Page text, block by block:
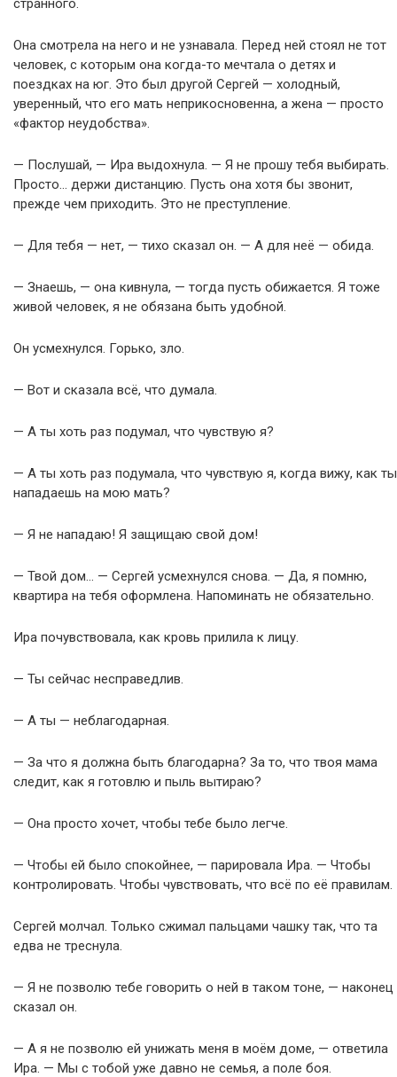
странного.
Она смотрела на него и не узнавала. Перед ней стоял не тот
человек, с которым она когда-то мечтала о детях и
поездках на юг. Это был другой Сергей — холодный,
уверенный, что его мать неприкосновенна, а жена — просто
«фактор неудобства».
— Послушай, — Ира выдохнула. — Я не прошу тебя выбирать.
Просто… держи дистанцию. Пусть она хотя бы звонит,
прежде чем приходить. Это не преступление.
— Для тебя — нет, — тихо сказал он. — А для неё — обида.
— Знаешь, — она кивнула, — тогда пусть обижается. Я тоже
живой человек, я не обязана быть удобной.
Он усмехнулся. Горько, зло.
— Вот и сказала всё, что думала.
— А ты хоть раз подумал, что чувствую я?
— А ты хоть раз подумала, что чувствую я, когда вижу, как ты
нападаешь на мою мать?
— Я не нападаю! Я защищаю свой дом!
— Твой дом… — Сергей усмехнулся снова. — Да, я помню,
квартира на тебя оформлена. Напоминать не обязательно.
Ира почувствовала, как кровь прилила к лицу.
— Ты сейчас несправедлив.
— А ты — неблагодарная.
— За что я должна быть благодарна? За то, что твоя мама
следит, как я готовлю и пыль вытираю?
— Она просто хочет, чтобы тебе было легче.
— Чтобы ей было спокойнее, — парировала Ира. — Чтобы
контролировать. Чтобы чувствовать, что всё по её правилам.
Сергей молчал. Только сжимал пальцами чашку так, что та
едва не треснула.
— Я не позволю тебе говорить о ней в таком тоне, — наконец
сказал он.
— А я не позволю ей унижать меня в моём доме, — ответила
Ира. — Мы с тобой уже давно не семья, а поле боя.